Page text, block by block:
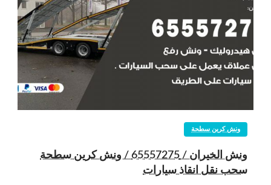
ونش كرين سطحة
ونش الخيران / 65557275 / ونش كرين سطحة
سحب نقل انقاذ سيارات